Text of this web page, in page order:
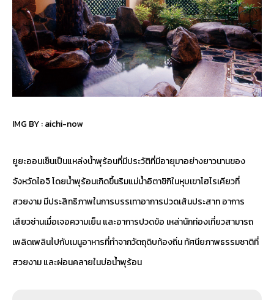
IMG BY :aichi-now
ยูยะออนเซ็นเป็นแหล่งน้ำพุร้อนที่มีประวัติที่มีอายุมาอย่างยาวนานของ
จังหวัดไอจิ โดยน้ำพุร้อนเกิดขึ้นริมแม่น้ำอิตาชิกิในหุบเขาโฮไรเคียวที่
สวยงาม มีประสิทธิภาพในการบรรเทาอาการปวดเส้นประสาท อาการ
เสียวซ่านเมื่อเจอความเย็น และอาการปวดข้อ เหล่านักท่องเที่ยวสามารถ
เพลิดเพลินไปกับเมนูอาหารที่ทำจากวัตถุดิบท้องถิ่น ทัศนียภาพธรรมชาติที่
สวยงาม และผ่อนคลายในบ่อน้ำพุร้อน